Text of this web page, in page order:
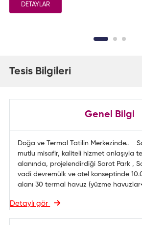
DETAYLAR
Tesis Bilgileri
Genel Bilgi
Doğa ve Termal Tatilin Merkezinde..
mutlu misafir, kaliteli hizmet anlaşıyla
alanında, projelendirdiği Sarot Park ,
vadi devremülk ve otel konseptinde
alanı 30 termal havuz (yüzme
Detaylı gör